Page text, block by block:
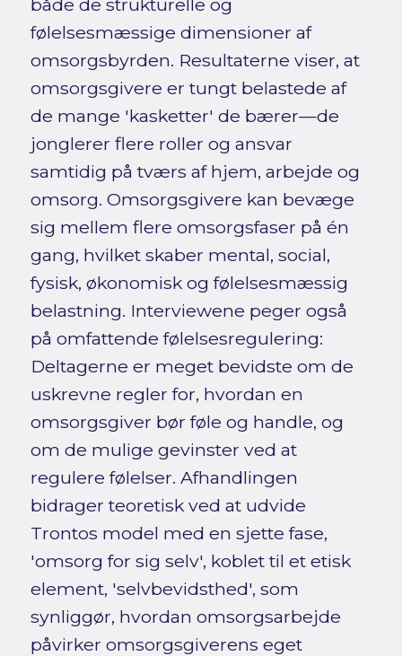
følelsesmæssige dimensioner af
omsorgsbyrden. Resultaterne viser, at
omsorgsgivere er tungt belastede af
de mange 'kasketter' de bærer—de
jonglerer flere roller og ansvar
samtidig på tværs af hjem, arbejde og
omsorg. Omsorgsgivere kan bevæge
sig mellem flere omsorgsfaser på én
gang, hvilket skaber mental, social,
fysisk, økonomisk og følelsesmæssig
belastning. Interviewene peger også
på omfattende følelsesregulering:
Deltagerne er meget bevidste om de
uskrevne regler for, hvordan en
omsorgsgiver bør føle og handle, og
om de mulige gevinster ved at
regulere følelser. Afhandlingen
bidrager teoretisk ved at udvide
Trontos model med en sjette fase,
'omsorg for sig selv', koblet til et etisk
element, 'selvbevidsthed', som
synliggør, hvordan omsorgsarbejde
påvirker omsorgsgiverens eget